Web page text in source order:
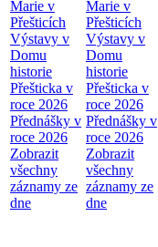
Marie v
Přešticích
Výstavy v
Domu
historie
Přešticka v
roce 2026
Přednášky v
roce 2026
Zobrazit
všechny
záznamy ze
dne
Marie v
Přešticích
Výstavy v
Domu
historie
Přešticka v
roce 2026
Přednášky v
roce 2026
Zobrazit
všechny
záznamy ze
dne